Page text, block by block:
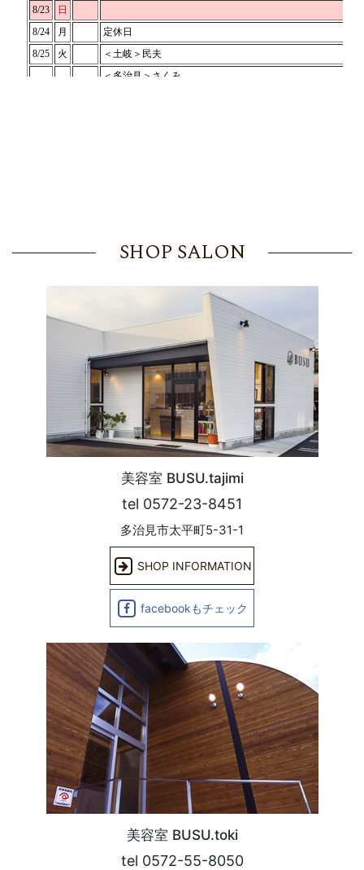
SHOP SALON
美容室 BUSU.tajimi
tel 0572-23-8451
多治見市太平町5-31-1
SHOP INFORMATION
facebookもチェック
美容室 BUSU.toki
tel 0572-55-8050